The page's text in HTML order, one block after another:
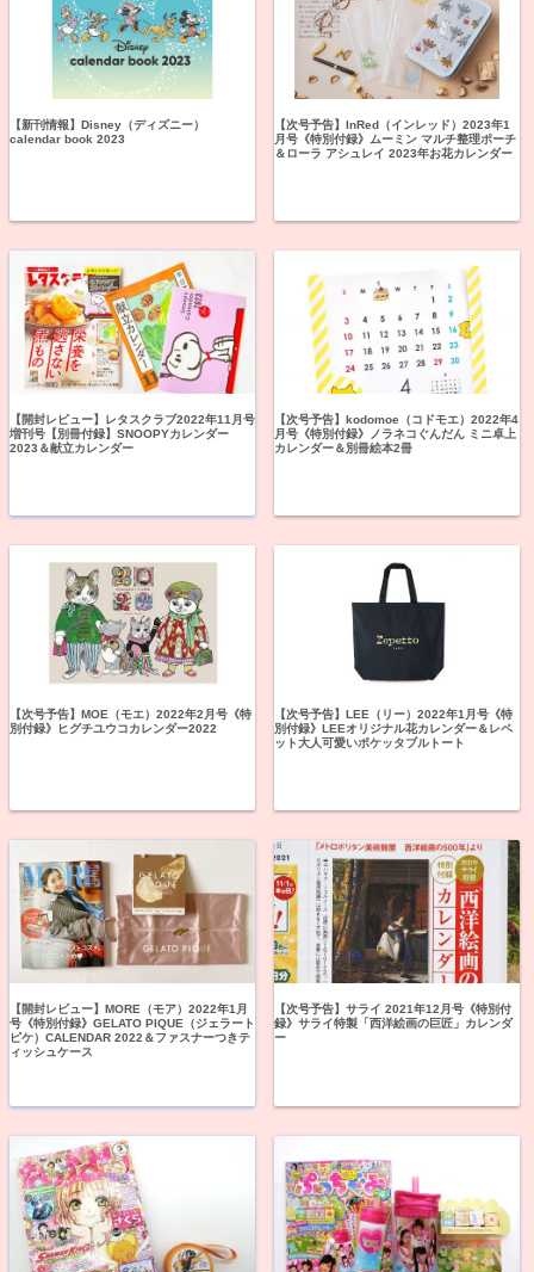
【新刊情報】Disney（ディズニー）
calendar book 2023
【次号予告】InRed（インレッド）2023年1
月号《特別付録》ムーミン マルチ整理ポーチ
＆ローラ アシュレイ 2023年お花カレンダー
【開封レビュー】レタスクラブ2022年11月号
増刊号【別冊付録】SNOOPYカレンダー
2023＆献立カレンダー
【次号予告】kodomoe（コドモエ）2022年4
月号《特別付録》ノラネコぐんだん ミニ卓上
カレンダー＆別冊絵本2冊
【次号予告】MOE（モエ）2022年2月号《特
別付録》ヒグチユウコカレンダー2022
【次号予告】LEE（リー）2022年1月号《特
別付録》LEEオリジナル花カレンダー＆レペ
ット大人可愛いポケッタブルトート
【開封レビュー】MORE（モア）2022年1月
号《特別付録》GELATO PIQUE（ジェラート
ピケ）CALENDAR 2022＆ファスナーつきテ
ィッシュケース
【次号予告】サライ 2021年12月号《特別付
録》サライ特製「西洋絵画の巨匠」カレンダ
ー